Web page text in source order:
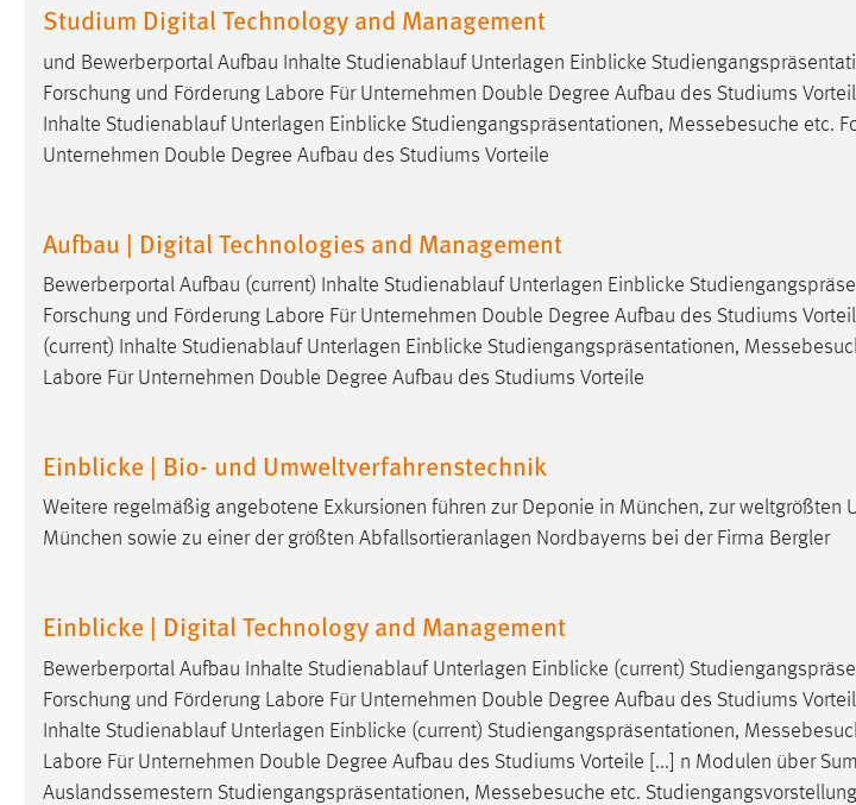
Studium Digital Technology and Management
und Bewerberportal Aufbau Inhalte Studienablauf Unterlagen Einblicke
Forschung und Förderung Labore Für Unternehmen Double Degree Aufbau des Studiums
Inhalte Studienablauf Unterlagen Einblicke Studiengangspräsentationen, Messebesuche etc.
Unternehmen Double Degree Aufbau des Studiums Vorteile
Aufbau | Digital Technologies and Management
Bewerberportal Aufbau (current) Inhalte Studienablauf Unterlagen Einblicke
Forschung und Förderung Labore Für Unternehmen Double Degree Aufbau des Studiums
(current) Inhalte Studienablauf Unterlagen Einblicke Studiengangspräsentationen,
Labore Für Unternehmen Double Degree Aufbau des Studiums Vorteile
Einblicke | Bio- und Umweltverfahrenstechnik
Weitere regelmäßig angebotene Exkursionen führen zur Deponie in München, zur weltgrößten
München sowie zu einer der größten Abfallsortieranlagen Nordbayerns bei der Firma Bergler
Einblicke | Digital Technology and Management
Bewerberportal Aufbau Inhalte Studienablauf Unterlagen Einblicke (current)
Forschung und Förderung Labore Für Unternehmen Double Degree Aufbau des Studiums
Inhalte Studienablauf Unterlagen Einblicke (current) Studiengangspräsentationen,
Labore Für Unternehmen Double Degree Aufbau des Studiums Vorteile [...] n Modulen über
Auslandssemestern Studiengangspräsentationen, Messebesuche etc.
Website erforderlich.
Einverständnis
Name: cookie_consent
Dieser Cookie speichert die
Cookie Laufzeit:
Performance
Name: staticfilecache
in diesem Cookie gespeichert, ob man
eingeloggt ist.
Sprachpräferenz
Zweck:
Das Cookie speichert die gewählte
Sprache der Website.
Cookie Laufzeit: 30 Tage
Chat